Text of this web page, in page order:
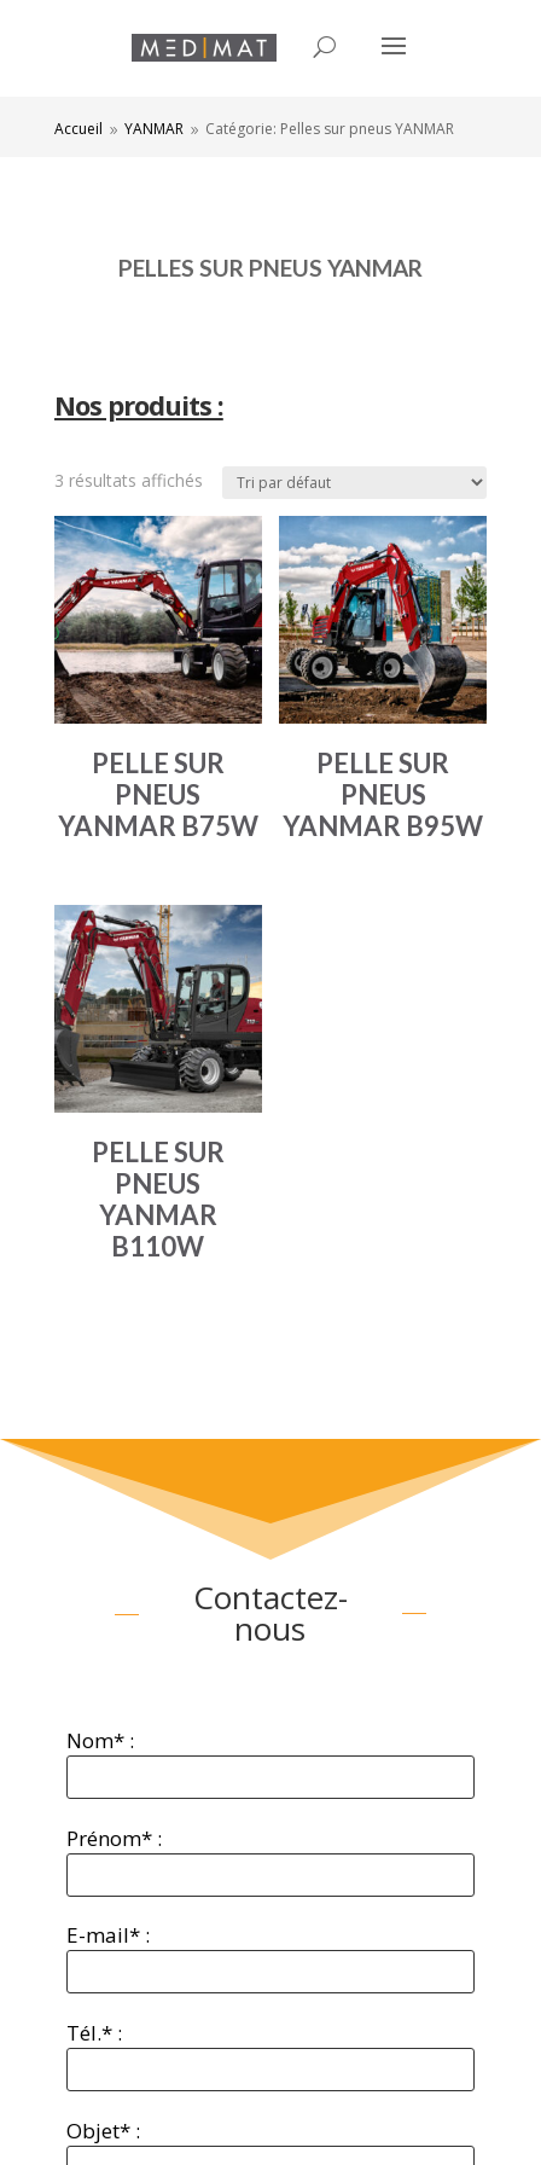
Accueil 9 YANMAR 9 Catégorie: Pelles sur pneus YANMAR
PELLES SUR PNEUS YANMAR
Nos produits :
3 résultats affichés
PELLE SUR
PNEUS
YANMAR B75W
PELLE SUR
PNEUS
YANMAR B95W
PELLE SUR
PNEUS
YANMAR
B110W
Contactez-
nous
Nom* :
Prénom* :
E-mail* :
Tél.* :
Objet* :